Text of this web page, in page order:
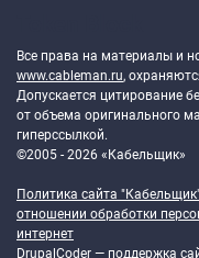
Все права на материалы и
www.cableman.ru,
Допускается цитирование
от объема оригинального
гиперссылкой.
©2005 - 2026 «Кабельщик»
Политика сайта
отношении обработки
интернет
DrupalCoder — поддержка